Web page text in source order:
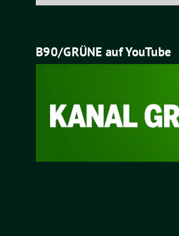
B90/GRÜNE auf YouTube